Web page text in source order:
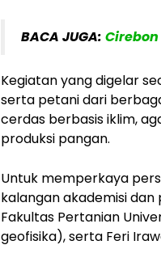
BACA JUGA:
Kegiatan yang digelar
serta petani dari
cerdas berbasis iklim,
produksi pangan.
Untuk memperkaya
kalangan akademisi dan
Fakultas Pertanian
geofisika), serta Feri